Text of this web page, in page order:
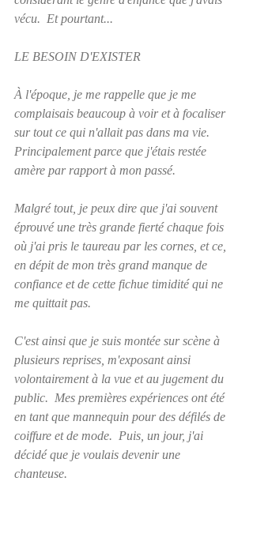
vécu.  Et pourtant...
LE BESOIN D'EXISTER
À l'époque, je me rappelle que je me
complaisais beaucoup à voir et à focaliser
sur tout ce qui n'allait pas dans ma vie.
Principalement parce que j'étais restée
amère par rapport à mon passé.
Malgré tout, je peux dire que j'ai souvent
éprouvé une très grande fierté chaque fois
où j'ai pris le taureau par les cornes, et ce,
en dépit de mon très grand manque de
confiance et de cette fichue timidité qui ne
me quittait pas.
C'est ainsi que je suis montée sur scène à
plusieurs reprises, m'exposant ainsi
volontairement à la vue et au jugement du
public.  Mes premières expériences ont été
en tant que mannequin pour des défilés de
coiffure et de mode.  Puis, un jour, j'ai
décidé que je voulais devenir une
chanteuse.